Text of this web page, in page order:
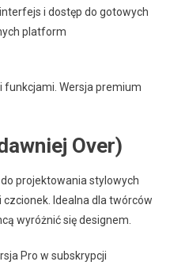
i dostęp do gotowych
platform
Wersja premium
Over)
projektowania stylowych
Idealna dla twórców
wyróżnić się designem.
Pro w subskrypcji